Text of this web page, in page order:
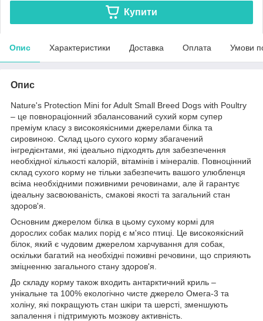
Купити
Опис Характеристики Доставка Оплата Умови
Опис
Nature's Protection Mini for Adult Small Breed Dogs with Poultry
– це повнораціонний збалансований сухий корм супер
преміум класу з високоякісними джерелами білка та
сировиною. Склад цього сухого корму збагачений
інгредієнтами, які ідеально підходять для забезпечення
необхідної кількості калорій, вітамінів і мінералів. Повноцінний
склад сухого корму не тільки забезпечить вашого улюбленця
всіма необхідними поживними речовинами, але й гарантує
ідеальну засвоюваність, смакові якості та загальний стан
здоров'я.
Основним джерелом білка в цьому сухому кормі для
дорослих собак малих порід є м'ясо птиці. Це високоякісний
білок, який є чудовим джерелом харчування для собак,
оскільки багатий на необхідні поживні речовини, що сприяють
зміцненню загального стану здоров'я.
До складу корму також входить антарктичний криль –
унікальне та 100% екологічно чисте джерело Омега-3 та
холіну, які покращують стан шкіри та шерсті, зменшують
запалення і підтримують мозкову активність.